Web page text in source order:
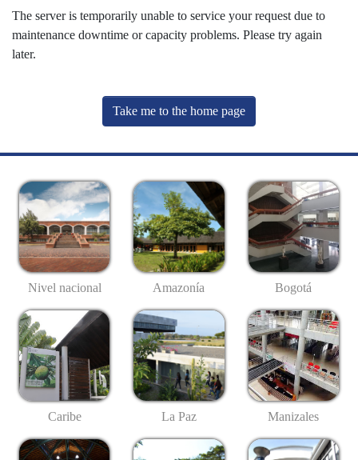
The server is temporarily unable to service your request due to
maintenance downtime or capacity problems. Please try again
later.
Take me to the home page
Nivel nacional Amazonía Bogotá
Caribe La Paz Manizales